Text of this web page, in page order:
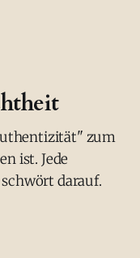
zum
ist. Jede
darauf.